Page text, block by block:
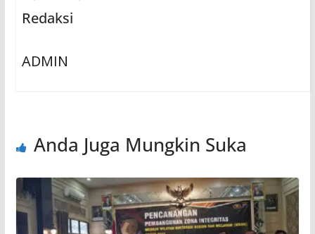
Redaksi
ADMIN
Anda Juga Mungkin Suka